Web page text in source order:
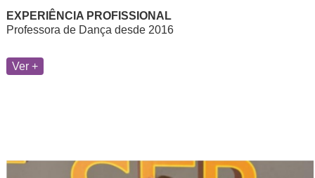
EXPERIÊNCIA PROFISSIONAL
Professora de Dança desde 2016
Ver +